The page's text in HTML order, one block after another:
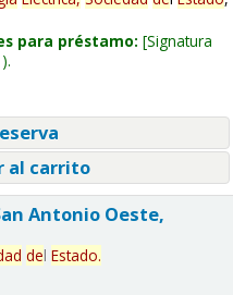
para préstamo: Signatura
al carrito
Antonio Oeste,
del Estado.